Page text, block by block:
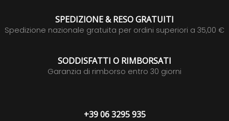
SPEDIZIONE & RESO GRATUITI
Spedizione nazionale gratuita per ordini superiori a 35,00 €
SODDISFATTI O RIMBORSATI
Garanzia di rimborso entro 30 giorni
+39 06 3295 935